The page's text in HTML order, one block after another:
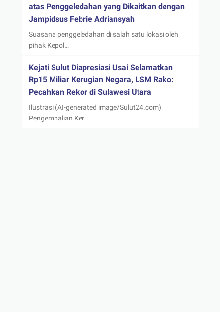
atas Penggeledahan yang Dikaitkan dengan
Jampidsus Febrie Adriansyah
Suasana penggeledahan di salah satu lokasi oleh
pihak Kepol…
Kejati Sulut Diapresiasi Usai Selamatkan
Rp15 Miliar Kerugian Negara, LSM Rako:
Pecahkan Rekor di Sulawesi Utara
Ilustrasi (AI-generated image/Sulut24.com)
Pengembalian Ker…